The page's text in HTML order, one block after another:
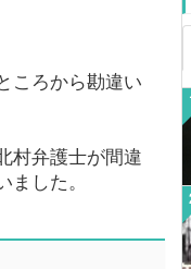
ころから勘違い
村弁護士が間違
した。